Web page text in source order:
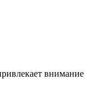
внимание